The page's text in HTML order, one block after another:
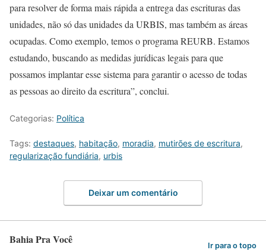
para resolver de forma mais rápida a entrega das escrituras das
unidades, não só das unidades da URBIS, mas também as áreas
ocupadas. Como exemplo, temos o programa REURB. Estamos
estudando, buscando as medidas jurídicas legais para que
possamos implantar esse sistema para garantir o acesso de todas
as pessoas ao direito da escritura”, conclui.
Categorias: Política
Tags: destaques, habitação, moradia, mutirões de escritura,
regularização fundiária, urbis
Deixar um comentário
Bahia Pra Você Ir para o topo